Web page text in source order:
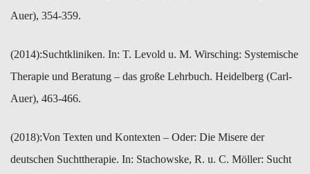
Auer), 354-359.
(2014):​Suchtkliniken. In: T. Levold u. M. Wirsching: Systemische
Therapie und ​Beratung – das große Lehrbuch. Heidelberg (Carl-
Auer), 463-466.
(2018):​Von Texten und Kontexten – Oder: Die Misere der
deutschen Suchttherapie. In: Stachowske, R. u. C. Möller: Sucht